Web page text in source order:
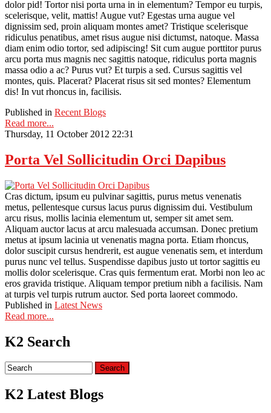
dolor pid! Tortor nisi porta urna in in elementum? Tempor eu turpis,
scelerisque, velit, mattis! Augue vut? Egestas urna augue vel
dignissim sed, proin aliquam montes amet? Tristique scelerisque
ridiculus penatibus, amet risus augue nisi dictumst, natoque. Massa
diam enim odio tortor, sed adipiscing! Sit cum augue porttitor purus
arcu porta mus magnis nec sagittis natoque, ridiculus porta magnis
massa odio a ac? Purus vut? Et turpis a sed. Cursus sagittis vel
montes, quis. Placerat? Placerat risus sit sed montes? Elementum
dis! In vut rhoncus in, facilisis.
Published in Recent Blogs
Read more...
Thursday, 11 October 2012 22:31
Porta Vel Sollicitudin Orci Dapibus
Cras dictum, ipsum eu pulvinar sagittis, purus metus venenatis
metus, pellentesque cursus lacus purus dignissim dui. Vestibulum
arcu risus, mollis lacinia elementum ut, semper sit amet sem.
Aliquam auctor lacus at arcu malesuada accumsan. Donec pretium
metus at ipsum lacinia ut venenatis magna porta. Etiam rhoncus,
dolor suscipit cursus hendrerit, est augue venenatis sem, et interdum
purus nunc vel tellus. Suspendisse dapibus justo ut tortor sagittis eu
mollis dolor scelerisque. Cras quis fermentum erat. Morbi non leo ac
eros gravida tristique. Aliquam tempor pretium nibh a facilisis. Nam
at turpis vel turpis rutrum auctor. Sed porta laoreet commodo.
Published in Latest News
Read more...
K2 Search
K2 Latest Blogs